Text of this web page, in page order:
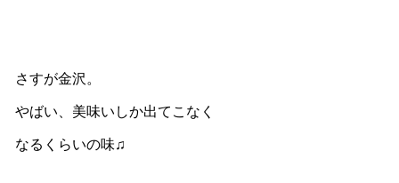
さすが金沢。
やばい、美味いしか出てこなく
なるくらいの味♫